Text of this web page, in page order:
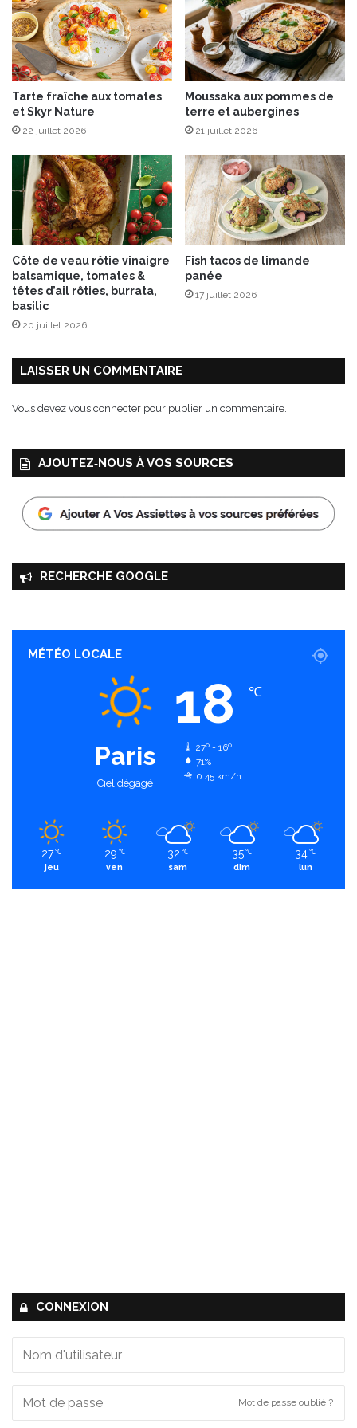
4
8
B
l
a
n
c
Tarte fraîche aux tomates
et Skyr Nature
22 juillet 2026
Moussaka aux pommes de
terre et aubergines
21 juillet 2026
Côte de veau rôtie vinaigre
balsamique, tomates &
têtes d’ail rôties, burrata,
basilic
20 juillet 2026
Fish tacos de limande
panée
17 juillet 2026
LAISSER UN COMMENTAIRE
Vous devez vous connecter pour publier un commentaire.
AJOUTEZ‑NOUS À VOS SOURCES
RECHERCHE GOOGLE
MÉTÉO LOCALE
Paris
Ciel dégagé
18 ℃
27º - 16º
71%
0.45 km/h
27 ℃
jeu
29 ℃
ven
32 ℃
sam
35 ℃
dim
34 ℃
lun
CONNEXION
Mot de passe oublié ?